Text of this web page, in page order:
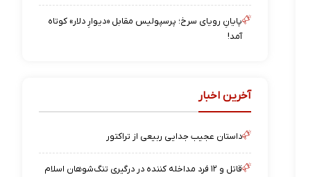
پایانِ رویای سرخ؛ پرسپولیس مقابل «دیوارِ دلار» کوتاه
آمد!
آخرین اخبار
داستان عجیب جدایی ربیعی از تراکتور
قاتل و ۱۲ فرد مداخله کننده در درگیری تنگ‌شوهان اسلام